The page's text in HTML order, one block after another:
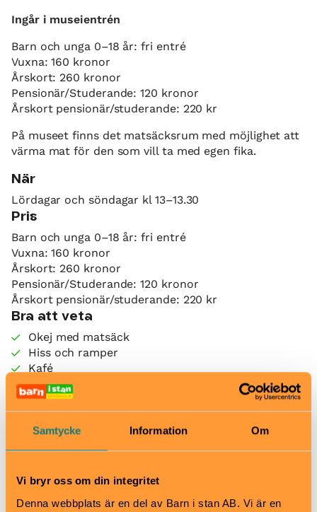
Samtycke Information Om
Vi bryr oss om din integritet
Denna webbplats är en del av Barn i stan AB. Vi är en
Ingår i museientrén
Barn och unga 0–18 år: fri entré
Vuxna: 160 kronor
Årskort: 260 kronor
Pensionär/Studerande: 120 kronor
Årskort pensionär/studerande: 220 kr
På museet finns det matsäcksrum med möjlighet att
värma mat för den som vill ta med egen fika.
När
Lördagar och söndagar kl 13–13.30
Pris
Barn och unga 0–18 år: fri entré
Vuxna: 160 kronor
Årskort: 260 kronor
Pensionär/Studerande: 120 kronor
Årskort pensionär/studerande: 220 kr
Bra att veta
Okej med matsäck
Hiss och ramper
Kafé
Restaurang
Skötbord
T-bana: Östermalmstorg.
Buss/spårvagnlinje 7: Nybroplan.
Scenkonstmuseet